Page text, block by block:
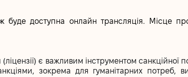
буде доступна онлайн трансляція. Місце
(ліцензії) є важливим інструментом
зокрема для гуманітарних потреб,